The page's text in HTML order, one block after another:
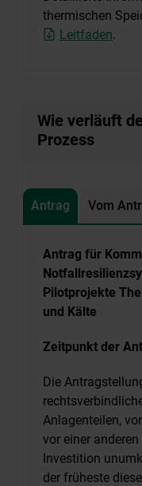
thermischen
Leitfaden.
Wie verläuft
Prozess
Antrag Vom
Antrag für
Pilotprojekte
und Kälte
Zeitpunkt der
Die
Anlagenteilen,
vor einer
Investition
der früheste